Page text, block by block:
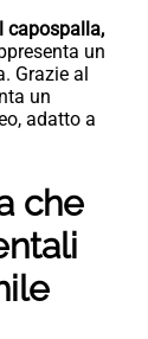
capospalla,
un
Grazie al
un
adatto a
che